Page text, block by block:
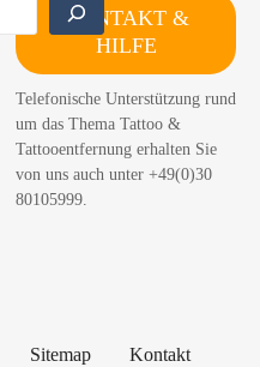
KONTAKT &
HILFE
Telefonische Unterstützung rund
um das Thema Tattoo &
Tattooentfernung erhalten Sie
von uns auch unter +49(0)30
80105999.
Sitemap Kontakt